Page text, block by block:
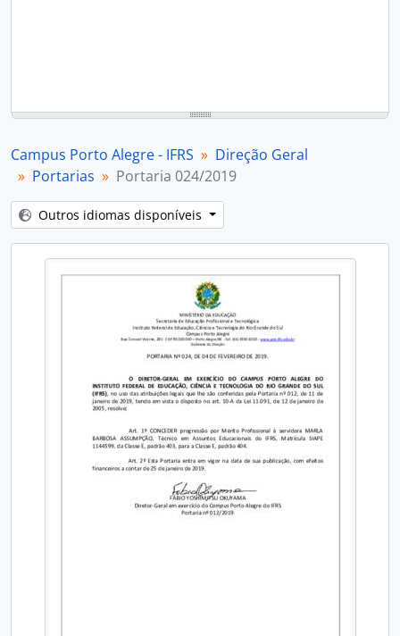
Campus Porto Alegre - IFRS
Direção Geral
Portarias
Portaria 024/2019
Outros idiomas disponíveis